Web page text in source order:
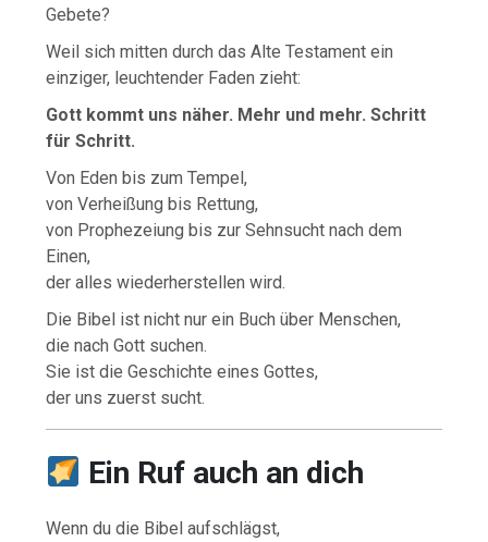
Gebete?
Weil sich mitten durch das Alte Testament ein
einziger, leuchtender Faden zieht:
Gott kommt uns näher. Mehr und mehr. Schritt
für Schritt.
Von Eden bis zum Tempel,
von Verheißung bis Rettung,
von Prophezeiung bis zur Sehnsucht nach dem
Einen,
der alles wiederherstellen wird.
Die Bibel ist nicht nur ein Buch über Menschen,
die nach Gott suchen.
Sie ist die Geschichte eines Gottes,
der uns zuerst sucht.
Ein Ruf auch an dich
Wenn du die Bibel aufschlägst,